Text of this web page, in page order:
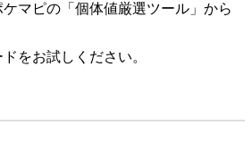
マピの「個体値厳選ツール」から
をお試しください。